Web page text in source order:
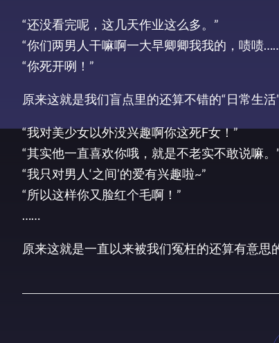
“还没看完呢，这几天作业这么多。”
“你们两男人干嘛啊一大早卿卿我我的，啧啧
“你死开咧！”
原来这就是我们盲点里的还算不错的“日常生活”
“我对美少女以外没兴趣啊你这死F女！”
“其实他一直喜欢你哦，就是不老实不敢说嘛。
“我只对男人‘之间’的爱有兴趣啦~”
“所以这样你又脸红个毛啊！”
……
原来这就是一直以来被我们冤枉的还算有意思